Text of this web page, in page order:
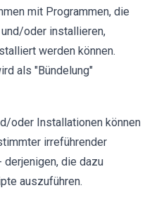
mit Programmen, die
oder installieren,
werden können.
als "Bündelung"
oder Installationen können
irreführender
derjenigen, die dazu
auszuführen.